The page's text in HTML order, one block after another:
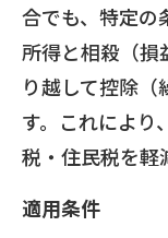
合でも、特定の
所得と相殺（損
り越して控除
す。これにより
税・住民税を軽
適用条件